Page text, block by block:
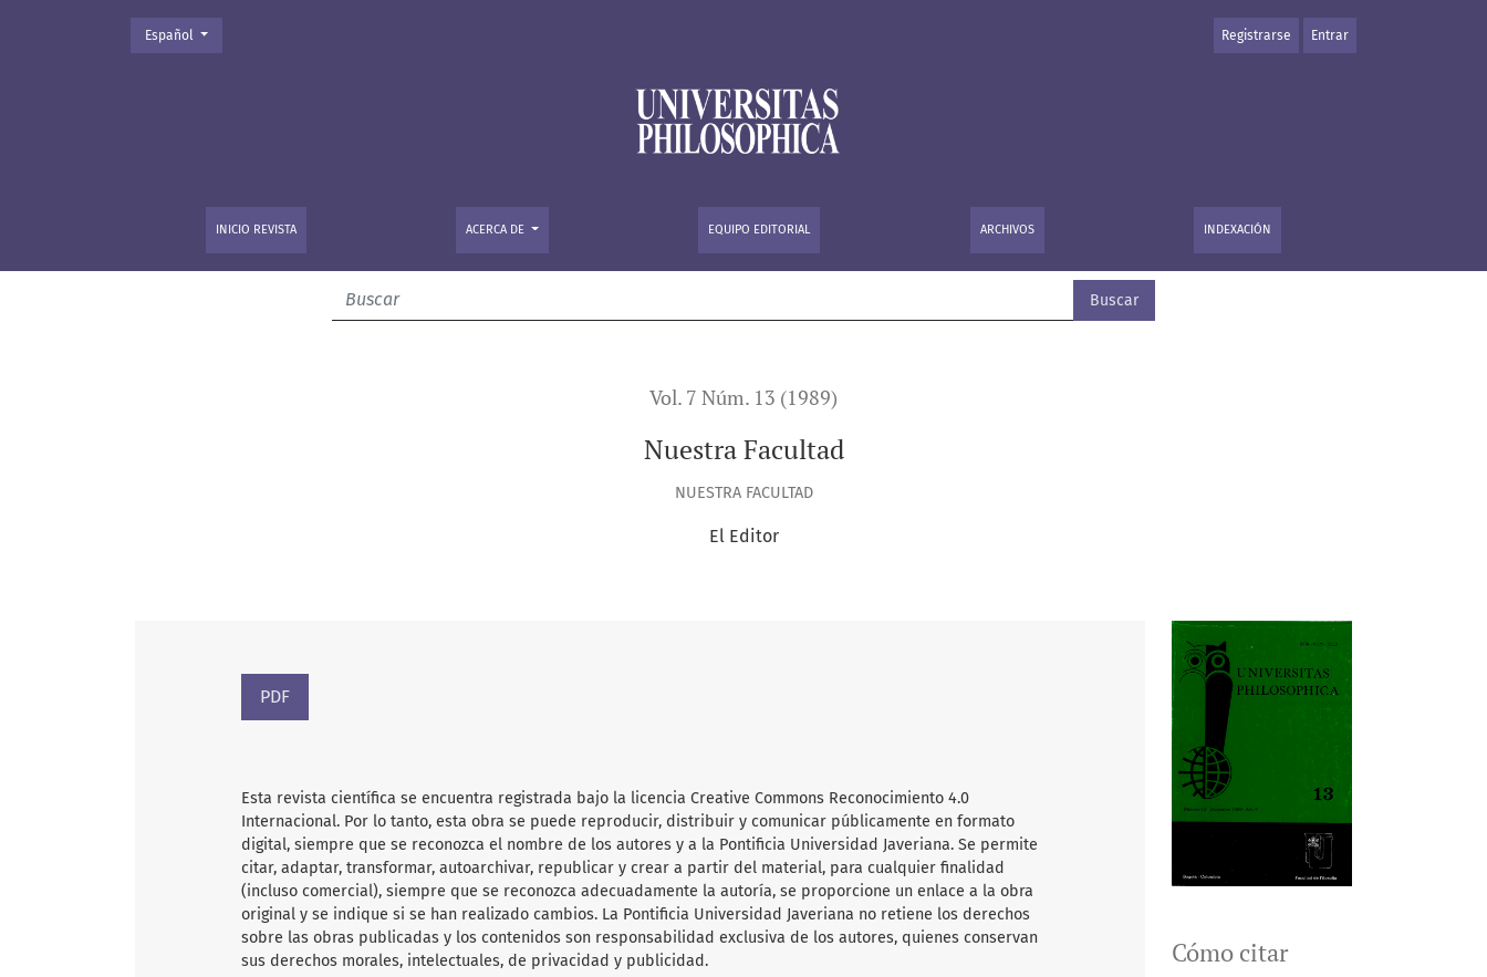
Nuestra Facultad
INICIO REVISTA ACERCA DE EQUIPO EDITORIAL ARCHIVOS INDEXACIÓN
Registrarse Entrar
Cambiar el idioma. El actual es:
Español
Buscar
Vol. 7 Núm. 13 (1989)
Nuestra Facultad
NUESTRA FACULTAD
El Editor
Cómo citar
PDF
Esta revista científica se encuentra registrada bajo la licencia Creative Commons Reconocimiento 4.0
Internacional. Por lo tanto, esta obra se puede reproducir, distribuir y comunicar públicamente en formato
digital, siempre que se reconozca el nombre de los autores y a la Pontificia Universidad Javeriana. Se permite
citar, adaptar, transformar, autoarchivar, republicar y crear a partir del material, para cualquier finalidad
(incluso comercial), siempre que se reconozca adecuadamente la autoría, se proporcione un enlace a la obra
original y se indique si se han realizado cambios. La Pontificia Universidad Javeriana no retiene los derechos
sobre las obras publicadas y los contenidos son responsabilidad exclusiva de los autores, quienes conservan
sus derechos morales, intelectuales, de privacidad y publicidad.